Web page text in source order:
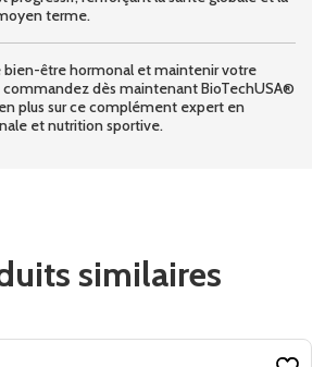
terme.
bien-être hormonal et maintenir votre
dès maintenant BioTechUSA®
plus sur ce complément expert en
et nutrition sportive.
similaires